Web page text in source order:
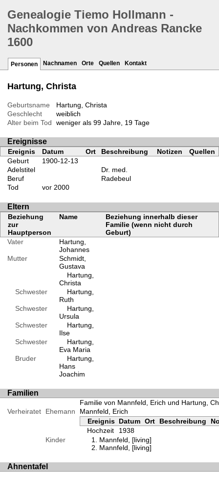
Genealogie Tiemo Hollmann -
Nachkommen von Andreas Rancke
1600
Personen Nachnamen Orte Quellen Kontakt
Hartung, Christa
Geburtsname
Hartung, Christa
Geschlecht
weiblich
Alter beim Tod
weniger als 99 Jahre, 19 Tage
Ereignisse
Ereignis Datum Ort Beschreibung Notizen
Quellen
Geburt
1900-12-13
Adelstitel
Dr. med.
Beruf
Radebeul
Tod
vor 2000
Eltern
Beziehung
zur
Hauptperson
Name
Beziehung innerhalb dieser
Familie (wenn nicht durch
Geburt)
Vater
Hartung,
Johannes
Mutter
Schmidt,
Gustava
Hartung,
Christa
Schwester
Hartung,
Ruth
Schwester
Hartung,
Ursula
Schwester
Hartung,
Ilse
Schwester
Hartung,
Eva Maria
Bruder
Hartung,
Hans
Joachim
Familien
Familie von Mannfeld, Erich und Hartung,
Verheiratet
Ehemann
Mannfeld, Erich
Ereignis Datum Ort Beschreibung
Hochzeit
1938
Kinder
Mannfeld, [living]
Mannfeld, [living]
Ahnentafel